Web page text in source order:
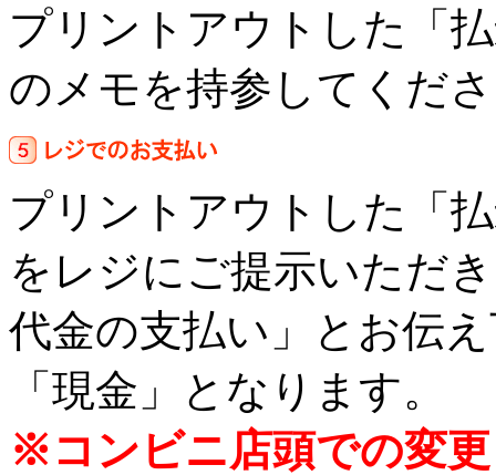
プリントアウトした「
のメモを持参してくだ
プリントアウトした「
をレジにご提示いただ
代金の支払い」とお伝
「現金」となります。
※コンビニ店頭での変